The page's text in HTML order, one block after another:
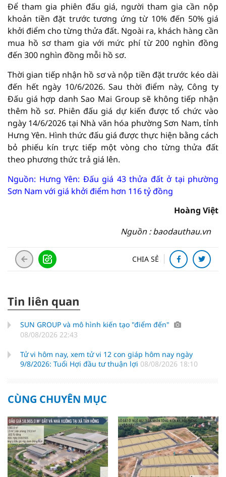
Để tham gia phiên đấu giá, người tham gia cần nộp
khoản tiền đặt trước tương ứng từ 10% đến 50% giá
khởi điểm cho từng thửa đất. Ngoài ra, khách hàng cần
mua hồ sơ tham gia với mức phí từ 200 nghìn đồng
đến 300 nghìn đồng mỗi hồ sơ.
Thời gian tiếp nhận hồ sơ và nộp tiền đặt trước kéo dài
đến hết ngày 10/6/2026. Sau thời điểm này, Công ty
Đấu giá hợp danh Sao Mai Group sẽ không tiếp nhận
thêm hồ sơ. Phiên đấu giá dự kiến được tổ chức vào
ngày 14/6/2026 tại Nhà văn hóa phường Sơn Nam, tỉnh
Hưng Yên. Hình thức đấu giá được thực hiện bằng cách
bỏ phiếu kín trực tiếp một vòng cho từng thửa đất
theo phương thức trả giá lên.
Nguồn: Hưng Yên: Đấu giá 43 thửa đất ở tại phường
Sơn Nam với giá khởi điểm hơn 116 tỷ đồng
Hoàng Việt
Nguồn : baodauthau.vn
CHIA SẺ
Tin liên quan
SUN GROUP và mô hình kiến tạo "điểm đến"
08/08/2026 22:43
Tử vi hôm nay, xem tử vi 12 con giáp hôm nay ngày
9/8/2026: Tuổi Hợi đầu tư thuận lợi 08/08/2026 18:10
CÙNG CHUYÊN MỤC